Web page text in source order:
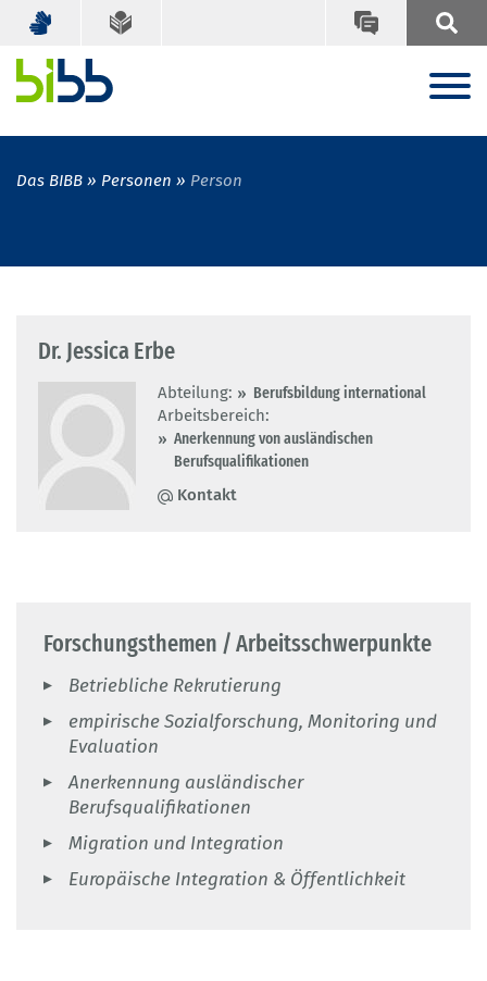
Das BIBB Personen Person
Dr. Jessica Erbe
Abteilung:
Berufsbildung international
Arbeitsbereich:
Anerkennung von ausländischen
Berufsqualifikationen
Kontakt
Forschungsthemen / Arbeitsschwerpunkte
Betriebliche Rekrutierung
empirische Sozialforschung, Monitoring und
Evaluation
Anerkennung ausländischer
Berufsqualifikationen
Migration und Integration
Europäische Integration & Öffentlichkeit